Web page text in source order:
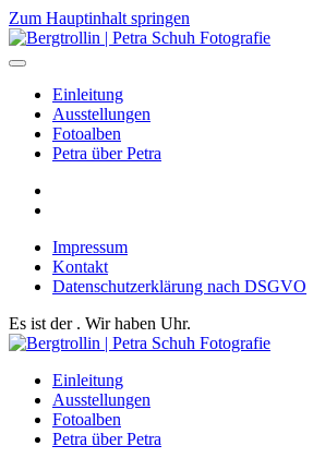
Zum Hauptinhalt springen
Einleitung
Ausstellungen
Fotoalben
Petra über Petra
Impressum
Kontakt
Datenschutzerklärung nach DSGVO
Es ist der . Wir haben Uhr.
Einleitung
Ausstellungen
Fotoalben
Petra über Petra